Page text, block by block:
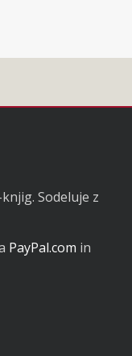
Sodeluje z
PayPal.com in